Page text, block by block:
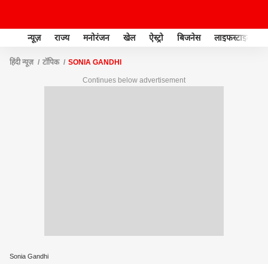
न्यूज़ राज्य मनोरंजन खेल ऐस्ट्रो बिजनेस लाइफस्टाइल
हिंदी न्यूज़ टॉपिक SONIA GANDHI
Continues below advertisement
Sonia Gandhi